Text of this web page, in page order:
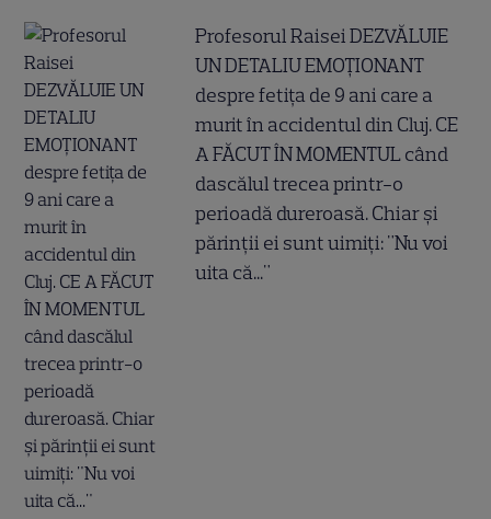
Profesorul Raisei DEZVĂLUIE
UN DETALIU EMOȚIONANT
despre fetița de 9 ani care a
murit în accidentul din Cluj. CE
A FĂCUT ÎN MOMENTUL când
dascălul trecea printr-o
perioadă dureroasă. Chiar și
părinții ei sunt uimiți: "Nu voi
uita că..."